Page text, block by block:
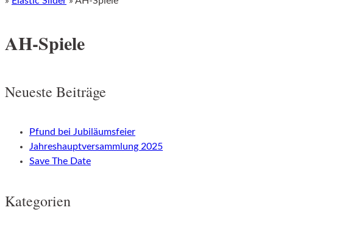
AH-Spiele
Neueste Beiträge
Pfund bei Jubiläumsfeier
Jahreshauptversammlung 2025
Save The Date
Kategorien